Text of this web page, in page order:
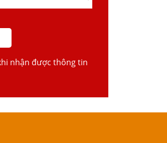
nhận được thông tin